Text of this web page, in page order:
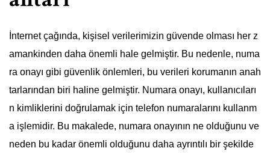
İnternet çağında, kişisel verilerimizin güvende olması her z
amankinden daha önemli hale gelmiştir. Bu nedenle, numa
ra onayı gibi güvenlik önlemleri, bu verileri korumanın anah
tarlarından biri haline gelmiştir. Numara onayı, kullanıcıları
n kimliklerini doğrulamak için telefon numaralarını kullanm
a işlemidir. Bu makalede, numara onayının ne olduğunu ve
neden bu kadar önemli olduğunu daha ayrıntılı bir şekilde